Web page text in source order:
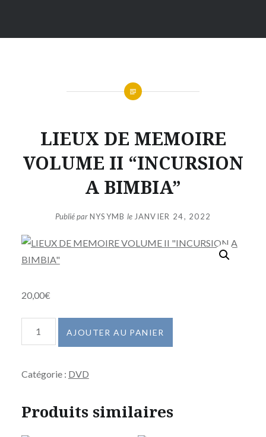
LIEUX DE MEMOIRE
VOLUME II “INCURSION
A BIMBIA”
Publié parNYSYMB le JANVIER 24, 2022
20,00€
de
DE
VOLUME
AJOUTER AU PANIER
Catégorie : DVD
Produits similaires